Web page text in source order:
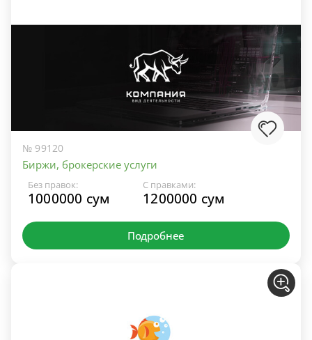
№ 99120
Биржи, брокерские услуги
Без правок:
1000000 сум
С правками:
1200000 сум
Подробнее